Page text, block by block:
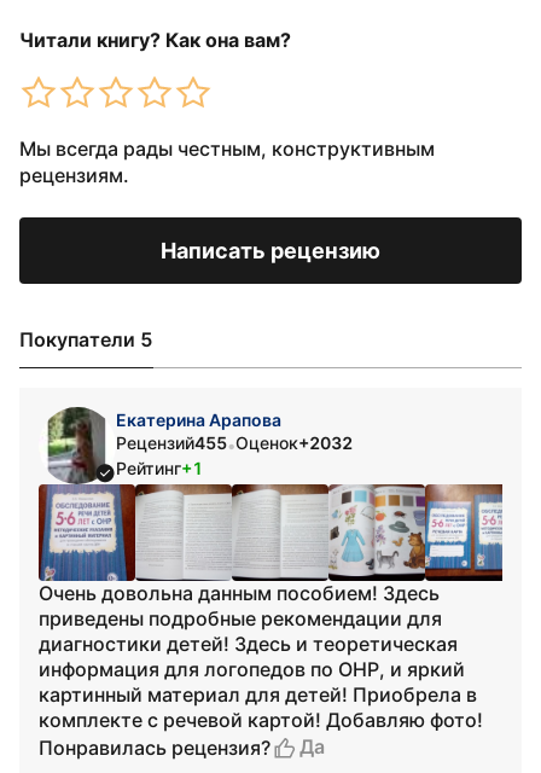
Читали книгу? Как она вам?
Мы всегда рады честным, конструктивным
рецензиям.
Написать рецензию
Покупатели 5
Екатерина Арапова
Рецензий455•Оценок+2032
Рейтинг+1
Очень довольна данным пособием! Здесь
приведены подробные рекомендации для
диагностики детей! Здесь и теоретическая
информация для логопедов по ОНР, и яркий
картинный материал для детей! Приобрела в
комплекте с речевой картой! Добавляю фото!
Понравилась рецензия?
Да